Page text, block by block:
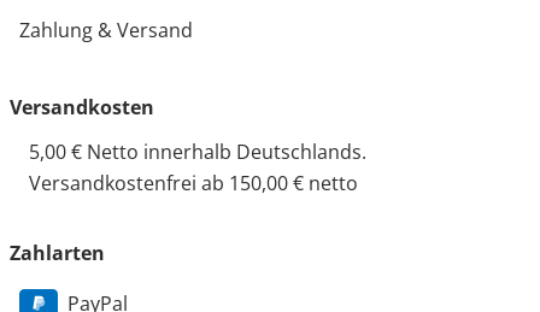
Zahlung & Versand
Versandkosten
5,00 € Netto innerhalb Deutschlands.
Versandkostenfrei ab 150,00 € netto
Zahlarten
PayPal